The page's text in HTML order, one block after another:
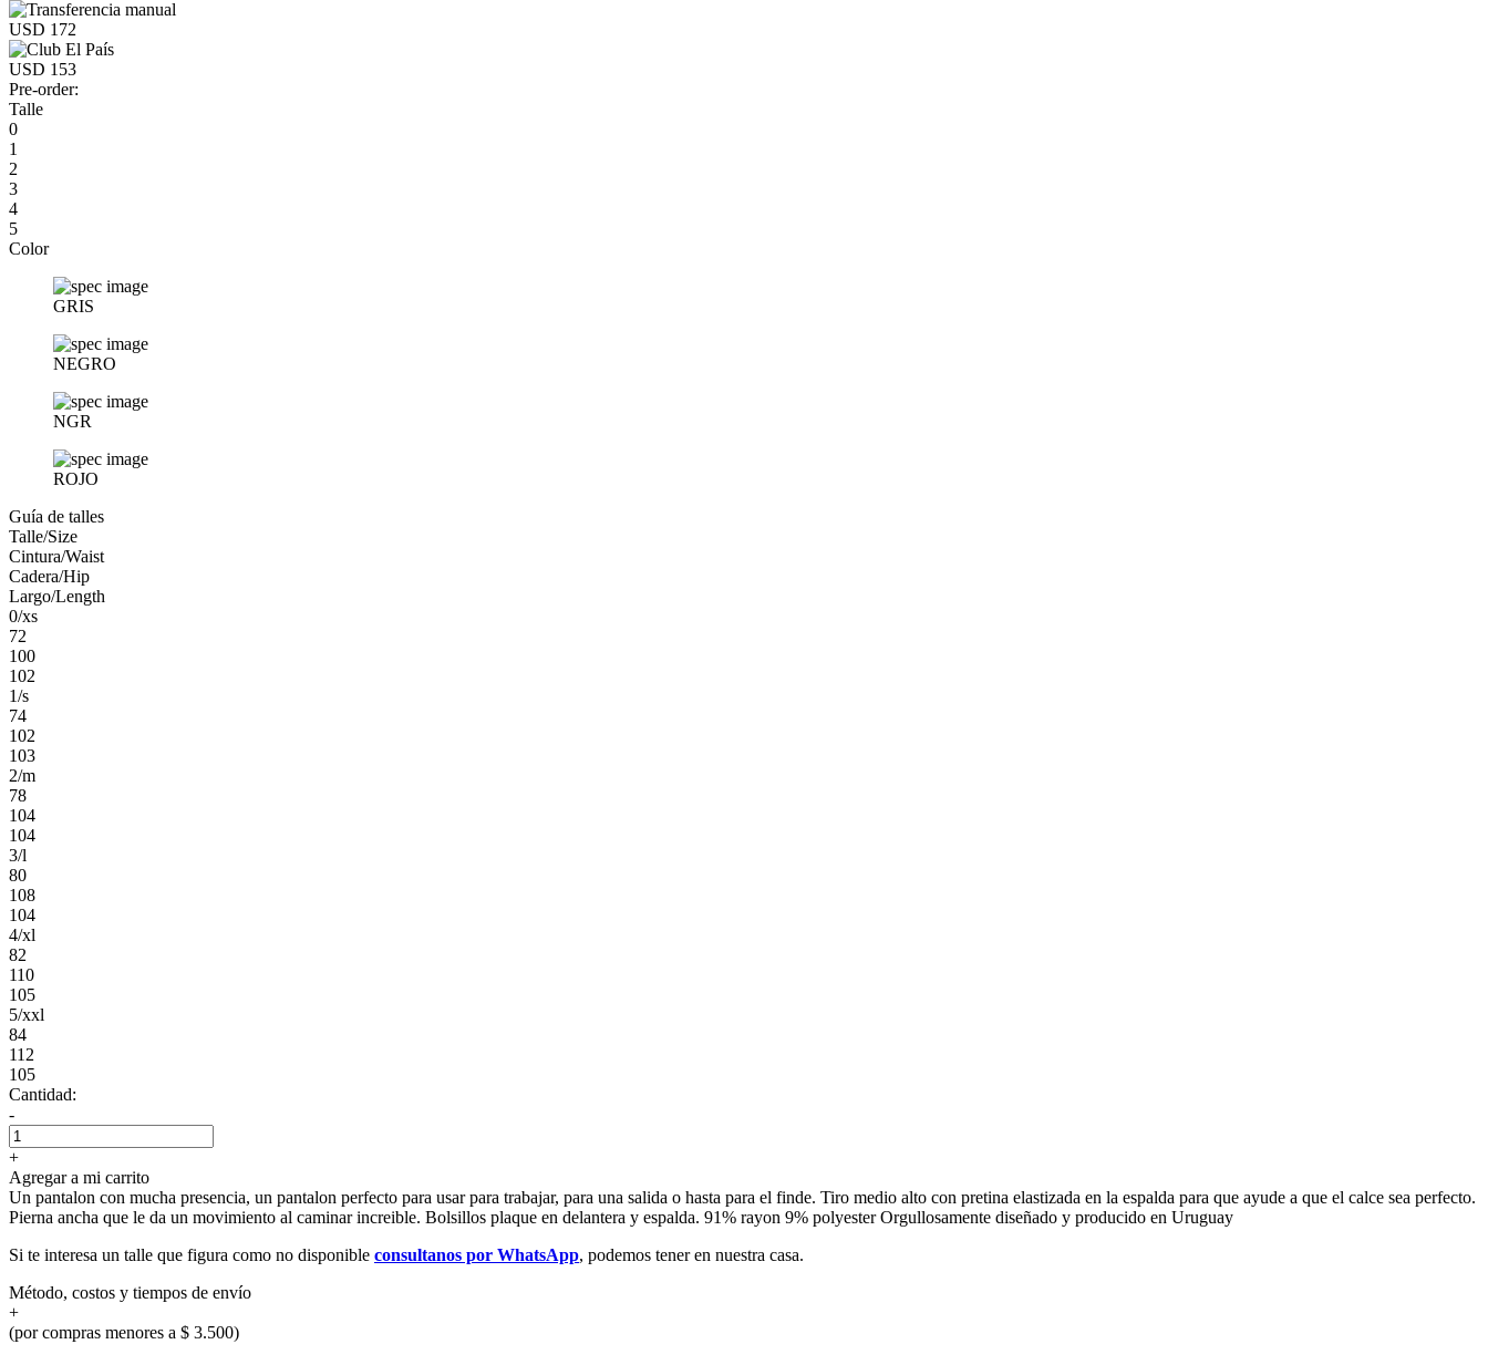
USD 172
USD 153
Pre-order:
Talle
0
1
2
3
4
5
Color
GRIS
NEGRO
NGR
ROJO
Guía de talles
Talle/Size
Cintura/Waist
Cadera/Hip
Largo/Length
0/xs
72
100
102
1/s
74
102
103
2/m
78
104
104
3/l
80
108
104
4/xl
82
110
105
5/xxl
84
112
105
Cantidad:
-
+
Agregar a mi carrito
Un pantalon con mucha presencia, un pantalon perfecto para usar para trabajar, para una salida o hasta para el finde. Tiro medio alto con pretina elastizada en la espalda para que ayude a que el calce sea perfecto.
Pierna ancha que le da un movimiento al caminar increible. Bolsillos plaque en delantera y espalda. 91% rayon 9% polyester Orgullosamente diseñado y producido en Uruguay
Si te interesa un talle que figura como no disponible consultanos por WhatsApp, podemos tener en nuestra casa.
Método, costos y tiempos de envío
+
(por compras menores a $ 3.500)